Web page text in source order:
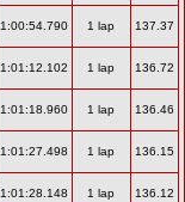
1:00:54.790 1 lap 137.37
1:01:12.102 1 lap 136.72
1:01:18.960 1 lap 136.46
1:01:27.498 1 lap 136.15
1:01:28.148 1 lap 136.12